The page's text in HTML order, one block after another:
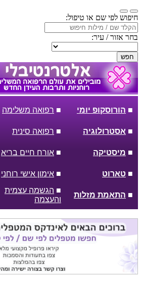
חיפוש לפי שם או טיפול:
בחר אזור / עיר:
חפש
■ הורוסקופ יומי ■ רפואה משלימה
■ אסטרולוגיה ■ רפואה סינית
■ מיסטיקה ■ אורח חיים בריא
■ טארוט ■ אימון אישי רוחני
■ התאמת מזלות
■ הגשמה עצמית
והעצמה